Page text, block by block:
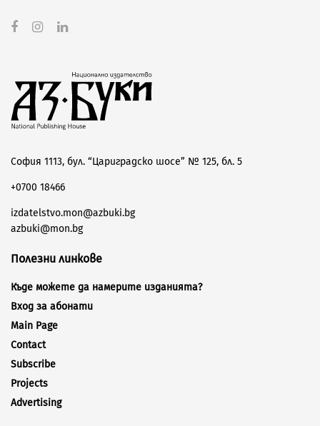
София 1113, бул. “Цариградско шосе” № 125, бл. 5
+0700 18466
izdatelstvo.mon@azbuki.bg
azbuki@mon.bg
Полезни линкове
Къде можете да намерите изданията?
Вход за абонати
Main Page
Contact
Subscribe
Projects
Advertising